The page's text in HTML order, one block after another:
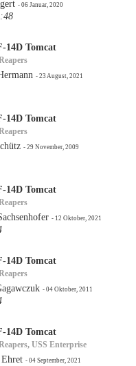
- 06 Januar, 2020
14D Tomcat
- 23 August, 2021
14D Tomcat
- 29 November, 2009
14D Tomcat
- 12 Oktober, 2021
14D Tomcat
- 04 Oktober, 2011
14D Tomcat
USS Enterprise
Ehret- 04 September, 2021